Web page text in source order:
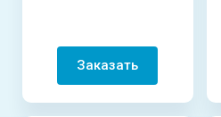
Заказать